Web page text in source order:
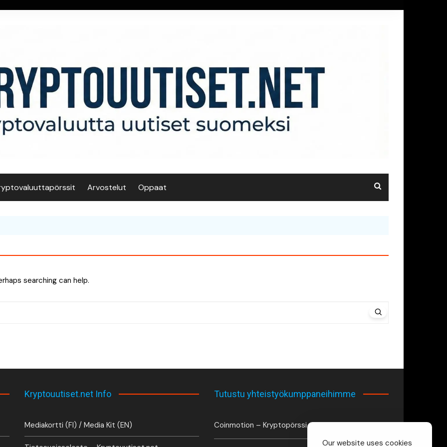
Arvostelut Oppaat
searching can help.
Kryptouutiset.net Info
Mediakortti (FI) / Media Kit (EN)
Tutustu yhteistyökumppaneihimme
Coinmotion – Kryptopörssi
Our website uses cookies